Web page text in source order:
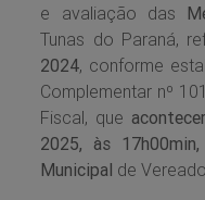
e avaliação das
Tunas do Paraná,
2024, conforme
Complementar nº
Fiscal, que
2025, às
Municipal de